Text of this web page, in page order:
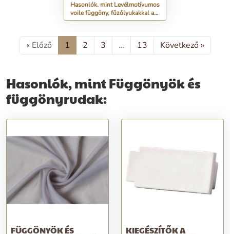
Hasonlók, mint Levélmotívumos
voile függöny, fűzőlyukakkal a
végeken
« Előző 1 2 3 … 13 Következő »
Hasonlók, mint Függönyök és
függönyrudak:
FÜGGÖNYÖK ÉS
KIEGÉSZÍTŐK A